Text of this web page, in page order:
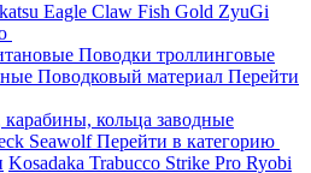
Eagle Claw Fish Gold ZyuGi
Поводки троллинговые
Поводковый материал Перейти
кольца заводные
SeawolfПерейти в категорию
Kosadaka Trabucco Strike Pro Ryobi